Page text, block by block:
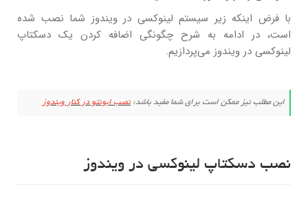
با فرض اینکه زیر سیستم لینوکسی در ویندوز شما نصب شده
است، در ادامه به شرح چگونگی اضافه کردن یک دسکتاپ
لینوکسی در ویندوز می‌پردازیم.
این مطلب نیز ممکن است برای شما مفید باشد: نصب ابونتو در کنار ویندوز
نصب دسکتاپ لینوکسی در ویندوز